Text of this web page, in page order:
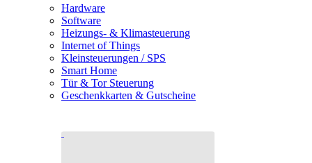
Hardware
Software
Heizungs- & Klimasteuerung
Internet of Things
Kleinsteuerungen / SPS
Smart Home
Tür & Tor Steuerung
Geschenkkarten & Gutscheine